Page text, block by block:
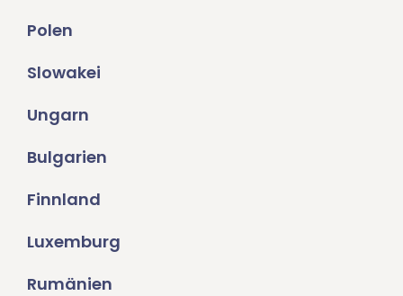
Polen
Slowakei
Ungarn
Bulgarien
Finnland
Luxemburg
Rumänien